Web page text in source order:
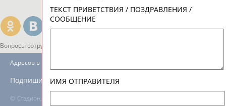
Вопросы сотрудничества и совместной деятельности
© Стадион, 1998-2026
Адресов в новостной рассылке: 996
Подпишись
ТЕКСТ ПРИВЕТСТВИЯ / ПОЗДРАВЛЕНИЯ /
СООБЩЕНИЕ
ИМЯ ОТПРАВИТЕЛЯ